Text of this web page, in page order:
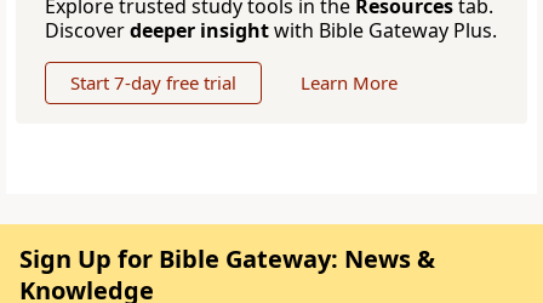
Explore trusted study tools in the Resourcestab.
Discoverdeeper insightwith Bible Gateway Plus.
Start 7-day free trial Learn More
Sign Up for Bible Gateway: News &
Knowledge